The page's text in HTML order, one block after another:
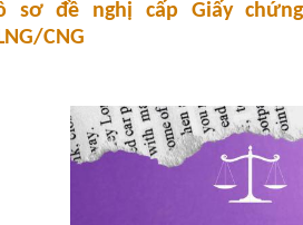
sơ đề nghị cấp Giấy
CNG